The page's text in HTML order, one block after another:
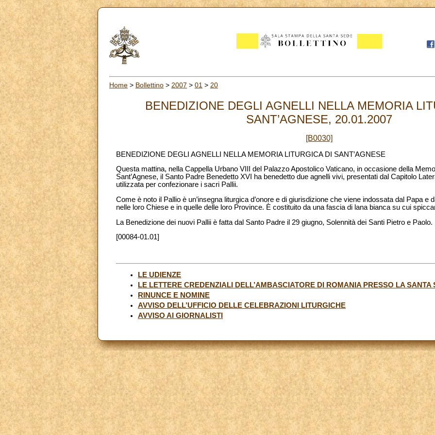
Home > Bollettino > 2007 > 01 > 20
BENEDIZIONE DEGLI AGNELLI NELLA MEMORIA
SANT’AGNESE, 20.01.2007
[B0030]
BENEDIZIONE DEGLI AGNELLI NELLA MEMORIA LITURGICA DI SANT’AGNESE
Questa mattina, nella Cappella Urbano VIII del Palazzo Apostolico Vaticano, in occasione della
Sant’Agnese, il Santo Padre Benedetto XVI ha benedetto due agnelli vivi, presentati dal Capitolo
utilizzata per confezionare i sacri Pallii.
Come è noto il Pallio è un’insegna liturgica d’onore e di giurisdizione che viene indossata dal Papa e
nelle loro Chiese e in quelle delle loro Province. È costituito da una fascia di lana bianca su cui
La Benedizione dei nuovi Pallii è fatta dal Santo Padre il 29 giugno, Solennità dei Santi Pietro e Paolo.
[00084-01.01]
LE UDIENZE
LE LETTERE CREDENZIALI DELL’AMBASCIATORE DI ROMANIA PRESSO LA SANTA
RINUNCE E NOMINE
AVVISO DELL’UFFICIO DELLE CELEBRAZIONI LITURGICHE
AVVISO AI GIORNALISTI